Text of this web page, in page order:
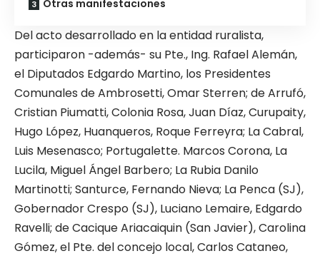
Otras manifestaciones
Del acto desarrollado en la entidad ruralista,
participaron -además- su Pte., Ing. Rafael Alemán,
el Diputados Edgardo Martino, los Presidentes
Comunales de Ambrosetti, Omar Sterren; de Arrufó,
Cristian Piumatti, Colonia Rosa, Juan Díaz, Curupaity,
Hugo López, Huanqueros, Roque Ferreyra; La Cabral,
Luis Mesenasco; Portugalette. Marcos Corona, La
Lucila, Miguel Ángel Barbero; La Rubia Danilo
Martinotti; Santurce, Fernando Nieva; La Penca (SJ),
Gobernador Crespo (SJ), Luciano Lemaire, Edgardo
Ravelli; de Cacique Ariacaiquin (San Javier), Carolina
Gómez, el Pte. del concejo local, Carlos Cataneo,